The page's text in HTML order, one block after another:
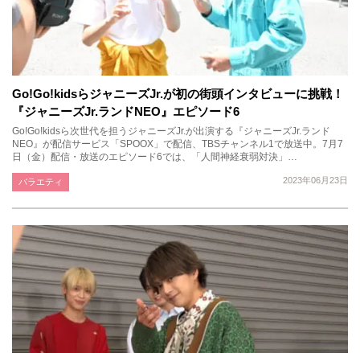
Go!Go!kidsらジャニーズJr.が初の街頭インタビューに挑戦！
『ジャニーズJr.ランドNEO』エピソード6
Go!Go!kidsら次世代を担うジャニーズJr.が出演する『ジャニーズJr.ランド
NEO』が配信サービス「SPOOX」で配信、TBSチャンネル1で放送中。7月7
日（金）配信・放送のエピソード6では、「人間神経衰弱対決」…
2023年06月23日
バラエティ